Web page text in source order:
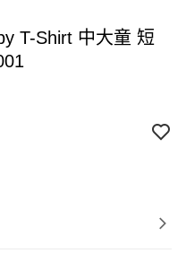
T-Shirt 中大童 短